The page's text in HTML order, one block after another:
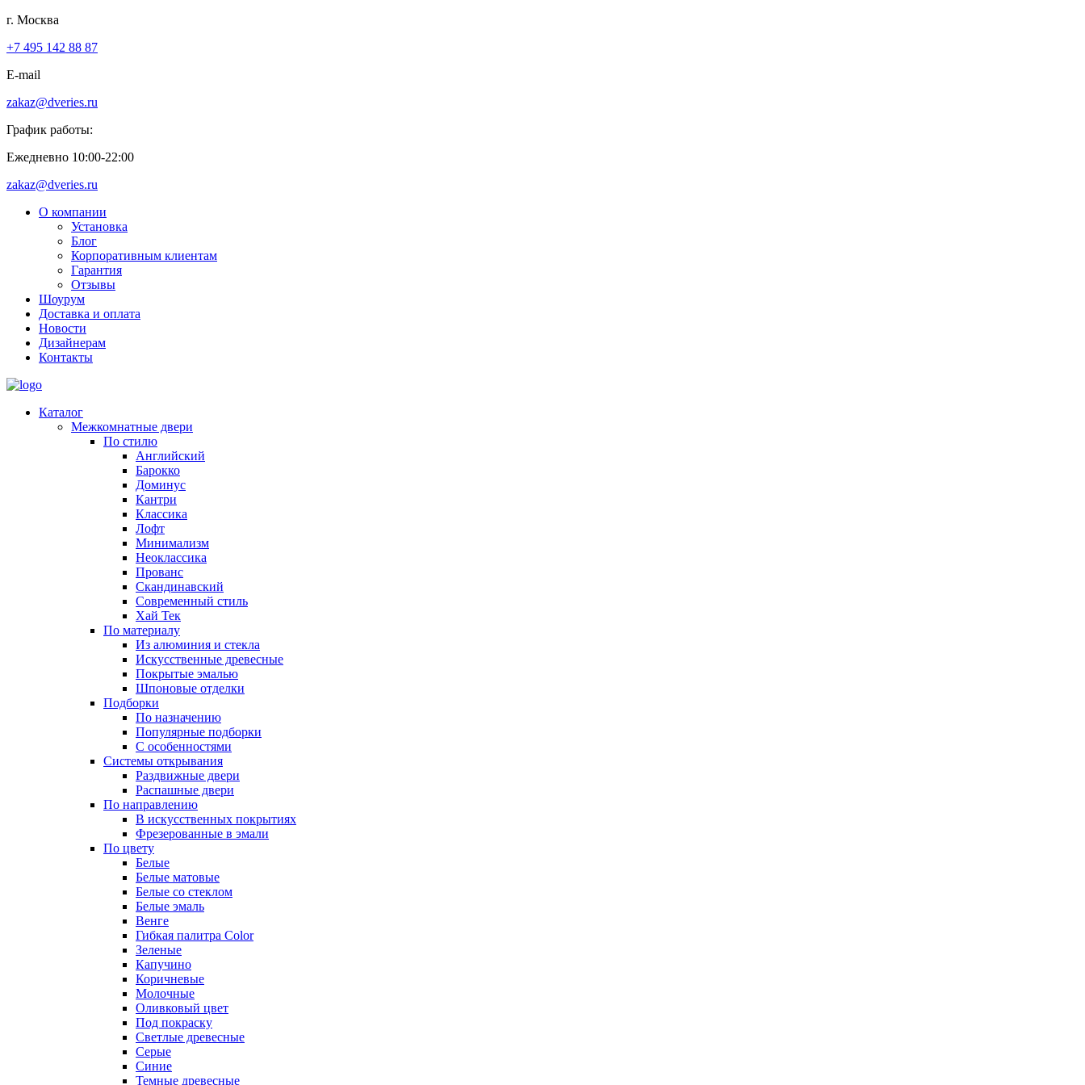
г. Москва
+7 495 142 88 87
E-mail
zakaz@dveries.ru
График работы:
Ежедневно 10:00-22:00
zakaz@dveries.ru
О компании
Установка
Блог
Корпоративным клиентам
Гарантия
Отзывы
Шоурум
Доставка и оплата
Новости
Дизайнерам
Контакты
Каталог
Межкомнатные двери
По стилю
Английский
Барокко
Доминус
Кантри
Классика
Лофт
Минимализм
Неоклассика
Прованс
Скандинавский
Современный стиль
Хай Тек
По материалу
Из алюминия и стекла
Искусственные древесные
Покрытые эмалью
Шпоновые отделки
Подборки
По назначению
Популярные подборки
С особенностями
Системы открывания
Раздвижные двери
Распашные двери
По направлению
В искусственных покрытиях
Фрезерованные в эмали
По цвету
Белые
Белые матовые
Белые со стеклом
Белые эмаль
Венге
Гибкая палитра Color
Зеленые
Капучино
Коричневые
Молочные
Оливковый цвет
Под покраску
Светлые древесные
Серые
Синие
Темные древесные